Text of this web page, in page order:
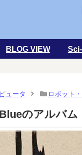
BLOG VIEW
ュータ ロボット
のアルバ